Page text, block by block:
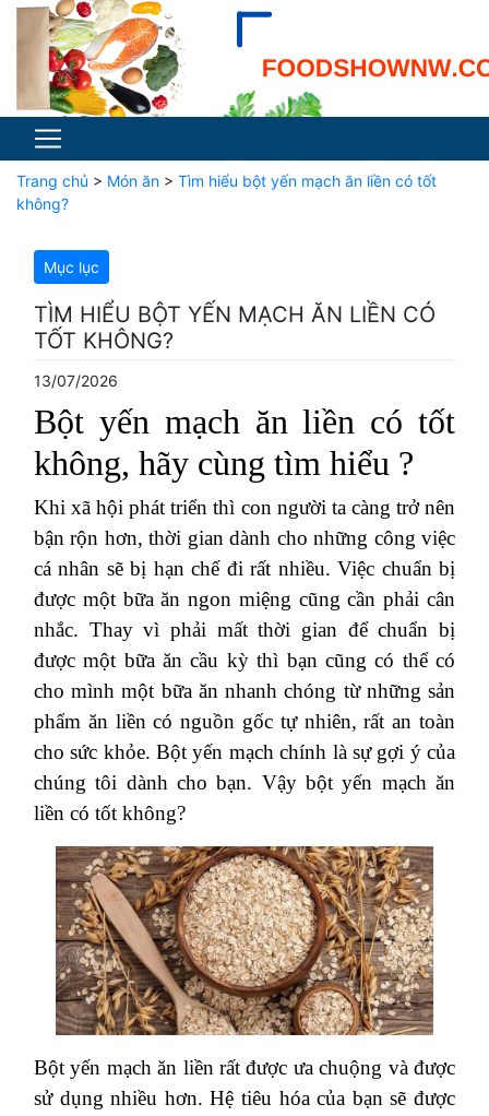
Trang chủ > Món ăn > Tìm hiểu bột yến mạch ăn liền có tốt
không?
Mục lục
TÌM HIỂU BỘT YẾN MẠCH ĂN LIỀN CÓ
TỐT KHÔNG?
13/07/2026
Bột yến mạch ăn liền có tốt
không, hãy cùng tìm hiểu ?
Khi xã hội phát triển thì con người ta càng trở nên
bận rộn hơn, thời gian dành cho những công việc
cá nhân sẽ bị hạn chế đi rất nhiều. Việc chuẩn bị
được một bữa ăn ngon miệng cũng cần phải cân
nhắc. Thay vì phải mất thời gian để chuẩn bị
được một bữa ăn cầu kỳ thì bạn cũng có thể có
cho mình một bữa ăn nhanh chóng từ những sản
phẩm ăn liền có nguồn gốc tự nhiên, rất an toàn
cho sức khỏe. Bột yến mạch chính là sự gợi ý của
chúng tôi dành cho bạn. Vậy bột yến mạch ăn
liền có tốt không?
Bột yến mạch ăn liền rất được ưa chuộng và được
sử dụng nhiều hơn. Hệ tiêu hóa của bạn sẽ được